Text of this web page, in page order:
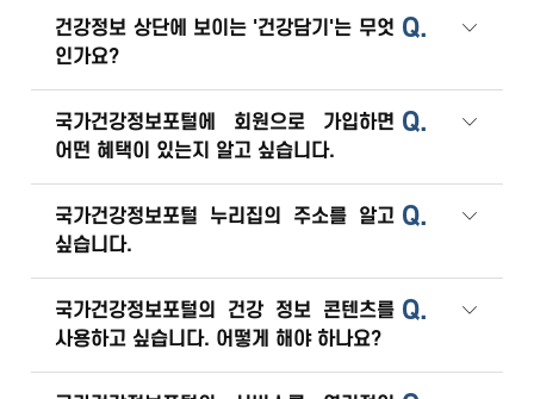
Q.
건강정보 상단에 보이는 '건강담기'는 무엇
인가요?
Q.
국가건강정보포털에 회원으로 가입하면
어떤 혜택이 있는지 알고 싶습니다.
Q.
국가건강정보포털 누리집의 주소를 알고
싶습니다.
Q.
국가건강정보포털의 건강 정보 콘텐츠를
사용하고 싶습니다. 어떻게 해야 하나요?